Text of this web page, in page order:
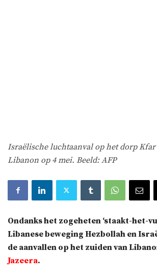
Israëlische luchtaanval op het dorp
Libanon op 4 mei. Beeld: AFP
Ondanks het zogeheten ‘staakt-het-
Libanese beweging Hezbollah en
de aanvallen op het zuiden van
Jazeera.